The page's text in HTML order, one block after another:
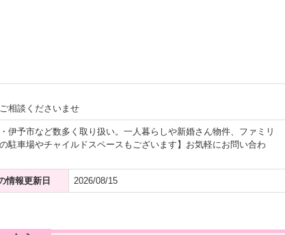
相談くださいませ
予市など数多く取り扱い。一人暮らしや新婚さん物件、ファミリ
駐車場やチャイルドスペースもございます】お気軽にお問い合わ
情報更新日 2026/08/15